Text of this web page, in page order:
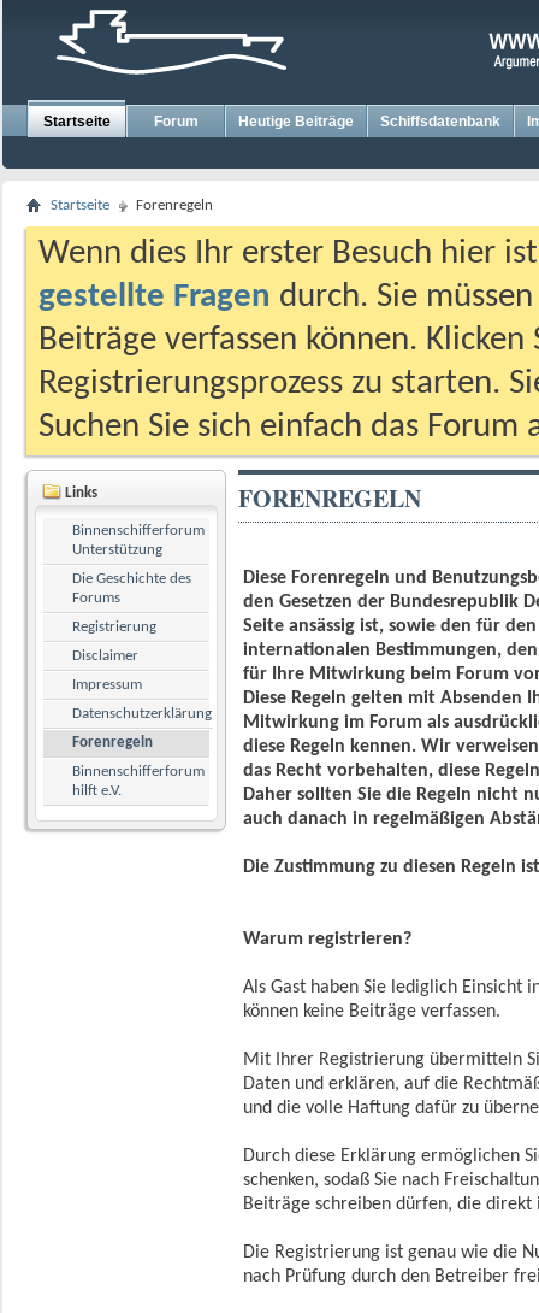
Startseite Forum Heutige Beiträge Schiffsdatenbank
Startseite Forenregeln
Wenn dies Ihr erster Besuch hier
gestellte Fragen durch. Sie
Beiträge verfassen können.
Registrierungsprozess zu starten.
Suchen Sie sich einfach das
Links
Binnenschifferforum
Unterstützung
Die Geschichte des
Forums
Registrierung
Disclaimer
Impressum
Datenschutzerklärung
Forenregeln
Binnenschifferforum
hilft e.V.
FORENREGELN
Diese Forenregeln und
den Gesetzen der Bundesrepublik
Seite ansässig ist, sowie den für
internationalen Bestimmungen,
für Ihre Mitwirkung beim Forum
Diese Regeln gelten mit
Mitwirkung im Forum als
diese Regeln kennen. Wir
das Recht vorbehalten, diese
Daher sollten Sie die Regeln nicht
auch danach in regelmäßigen
Die Zustimmung zu diesen Regeln
Warum registrieren?
Als Gast haben Sie lediglich Einsicht
können keine Beiträge verfassen.
Mit Ihrer Registrierung übermitteln
Daten und erklären, auf die
und die volle Haftung dafür zu
Durch diese Erklärung ermöglichen
schenken, sodaß Sie nach
Beiträge schreiben dürfen, die direkt
Die Registrierung ist genau wie die
nach Prüfung durch den Betreiber